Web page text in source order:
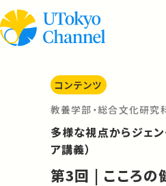
コンテンツ
教養学部・総合文化研究
多様な視点からジェ
ア講義）
第3回 | こころの